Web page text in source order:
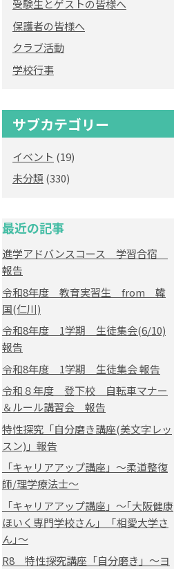
受験生とゲストの皆様へ
保護者の皆様へ
クラブ活動
学校行事
サブカテゴリー
イベント (19)
未分類 (330)
最近の記事
進学アドバンスコース 学習合宿
報告
令和8年度 教育実習生 from 韓
国(仁川)
令和8年度 1学期 生徒集会(6/10)
報告
令和8年度 1学期 生徒集会 報告
令和８年度 登下校 自転車マナー
＆ルール講習会 報告
特性探究「自分磨き講座(美文字レッ
スン)」報告
「キャリアアップ講座」～柔道整復
師/理学療法士～
「キャリアアップ講座」～｢大阪健康
ほいく専門学校さん｣ ｢相愛大学さ
ん｣～
R8 特性探究講座「自分磨き」～ヨ